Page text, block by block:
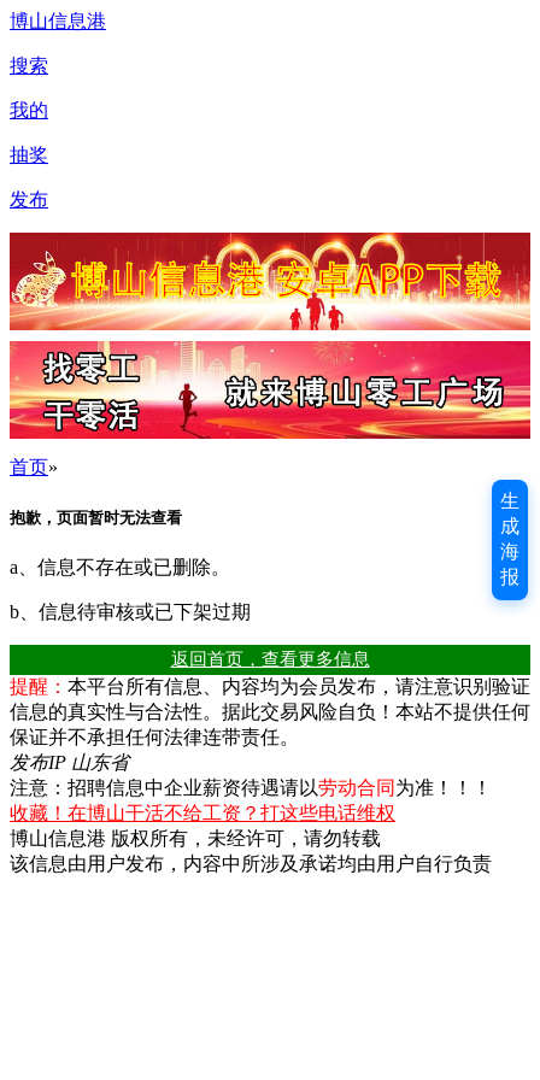
博山信息港
搜索
我的
抽奖
发布
首页»
抱歉，页面暂时无法查看
a、信息不存在或已删除。
b、信息待审核或已下架过期
返回首页，查看更多信息
提醒： 本平台所有信息、内容均为会员发布，请注意识别验证
信息的真实性与合法性。据此交易风险自负！本站不提供任何
保证并不承担任何法律连带责任。
发布IP 山东省
注意：招聘信息中企业薪资待遇请以劳动合同 为准！！！
收藏！在博山干活不给工资？打这些电话维权
博山信息港 版权所有，未经许可，请勿转载
该信息由用户发布，内容中所涉及承诺均由用户自行负责
生
成
海
报